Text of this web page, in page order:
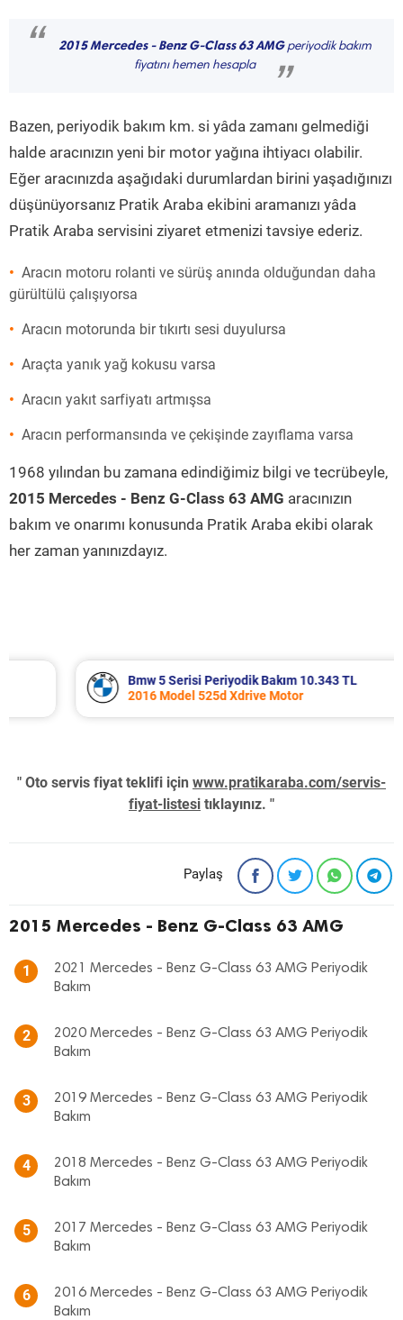
“ 2015 Mercedes - Benz G-Class 63 AMGperiyodik bakım
fiyatını hemen hesapla
”
Bazen, periyodik bakım km. si yâda zamanı gelmediği
halde aracınızın yeni bir motor yağına ihtiyacı olabilir.
Eğer aracınızda aşağıdaki durumlardan birini yaşadığınızı
düşünüyorsanız Pratik Araba ekibini aramanızı yâda
Pratik Araba servisini ziyaret etmenizi tavsiye ederiz.
Aracın motoru rolanti ve sürüş anında olduğundan daha
gürültülü çalışıyorsa
Aracın motorunda bir tıkırtı sesi duyulursa
Araçta yanık yağ kokusu varsa
Aracın yakıt sarfiyatı artmışsa
Aracın performansında ve çekişinde zayıflama varsa
1968 yılından bu zamana edindiğimiz bilgi ve tecrübeyle,
2015 Mercedes - Benz G-Class 63 AMG aracınızın
bakım ve onarımı konusunda Pratik Araba ekibi olarak
her zaman yanınızdayız.
Bmw 5 Serisi Periyodik Bakım 10.343 TL
2016 Model 525d Xdrive Motor
" Oto servis fiyat teklifi için www.pratikaraba.com/servis-
fiyat-listesi tıklayınız. "
Paylaş
2015 Mercedes - Benz G-Class 63 AMG
1
2021 Mercedes - Benz G-Class 63 AMG Periyodik
Bakım
2
2020 Mercedes - Benz G-Class 63 AMG Periyodik
Bakım
3
2019 Mercedes - Benz G-Class 63 AMG Periyodik
Bakım
4
2018 Mercedes - Benz G-Class 63 AMG Periyodik
Bakım
5
2017 Mercedes - Benz G-Class 63 AMG Periyodik
Bakım
6
2016 Mercedes - Benz G-Class 63 AMG Periyodik
Bakım